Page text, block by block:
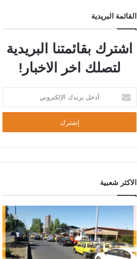
القائمة البريدية
اشترك بقائمتنا البريدية
لتصلك اخر الاخبار!
الاكثر شعبية